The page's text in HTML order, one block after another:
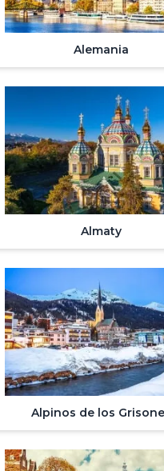
Alemania
Almaty
Alpinos de los